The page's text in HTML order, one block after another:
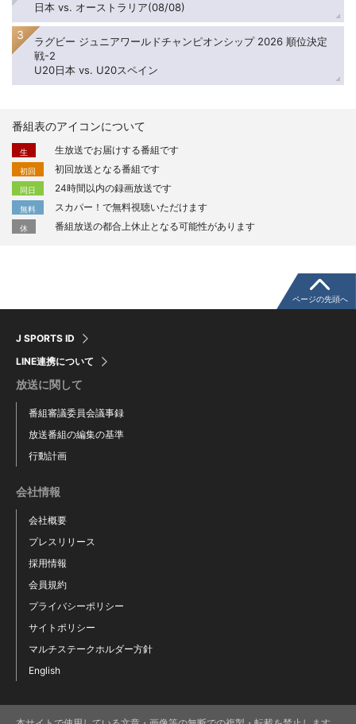
日本 vs. オーストラリア(08/08)
ラグビー ジュニアワールドチャンピオンシップ 2026 順位決定
戦-2
U20日本 vs. U20スペイン
番組表のアイコンについて
生 生放送でお届けする番組です
初回 初回放送となる番組です
同日 24時間以内の録画放送です
無料 スカパー！で無料視聴いただけます
休 番組放送の都合上休止となる可能性があります
J SPORTS ID
LINE連携について
放送に関して
番組審議委員会議事録
放送番組の編集の基準
行動計画
会社情報
会社概要
プレスリリース
採用情報
会員規約
プライバシーポリシー
サイトポリシー
マルチステークホルダー方針
English
ページの先頭へ